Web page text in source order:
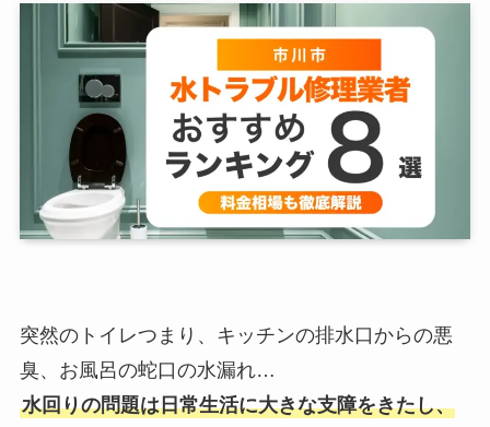
突然のトイレつまり、キッチンの排水口からの悪
臭、お風呂の蛇口の水漏れ…
水回りの問題は日常生活に大きな支障をきたし、